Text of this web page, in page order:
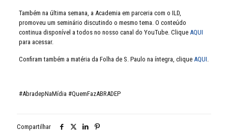
Também na última semana, a Academia em parceria com o ILD,
promoveu um seminário discutindo o mesmo tema. O conteúdo
continua disponível a todos no nosso canal do YouTube. Clique AQUI
para acessar.
Confiram também a matéria da Folha de S. Paulo na íntegra, clique AQUI
#AbradepNaMídia #QuemFazABRADEP
Compartilhar